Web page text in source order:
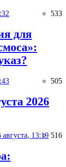
533
для
505
2026
августа, 13:19 516